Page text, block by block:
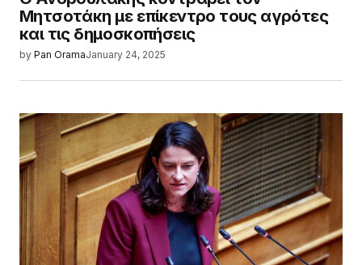
Μητσοτάκη με επίκεντρο τους αγρότες
και τις δημοσκοπήσεις
by Pan OramaJanuary 24, 2025